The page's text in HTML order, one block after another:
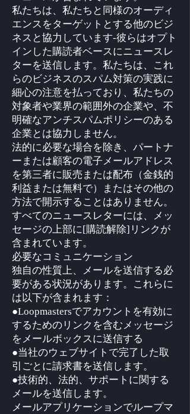
私たちは、私たちと同様のオーディ
エンスをターゲットとする他のビジ
ネスと協力しています-彼らはオプト
インした購読者ベースにニュースレ
ターを送信します。私たちは、これ
らのビジネスのスパム対策の実践に
細心の注意を払っており、私たちの
対象者や業界の範囲外の企業や、不
明確なアンチスパムポリシーのある
企業とは協力しません。
法的に必要な場合を除き、パートナ
ーまたは顧客の電子メールアドレス
を第三者に販売または配布（金銭的
利益または無料で）またはその他の
方法で開示することはありません。
すべてのニュースレターには、メッ
セージの上部に[購読解除]リンクが
含まれています。
必要なコミュニケーション
独自の性質上、メールを送信する必
要がある状況があります。これらに
は以下が含まれます：
●Loopmastersでアカウントを有効に
するためのリンクを含むメッセージ
をメールボックスに送信する
●当社のウェブサイトで完了した取
引ごとに請求書を送信します。
●技術的、法的、サポートに関する
メールを送信します。
メールアプリケーションでループマ